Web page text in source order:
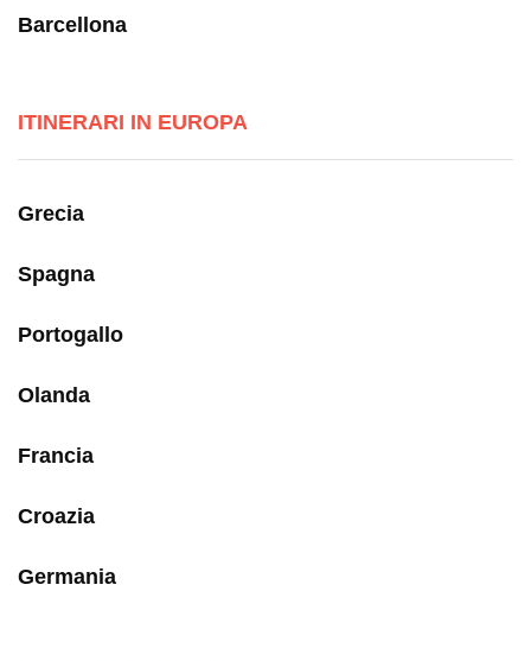
Barcellona
ITINERARI IN EUROPA
Grecia
Spagna
Portogallo
Olanda
Francia
Croazia
Germania